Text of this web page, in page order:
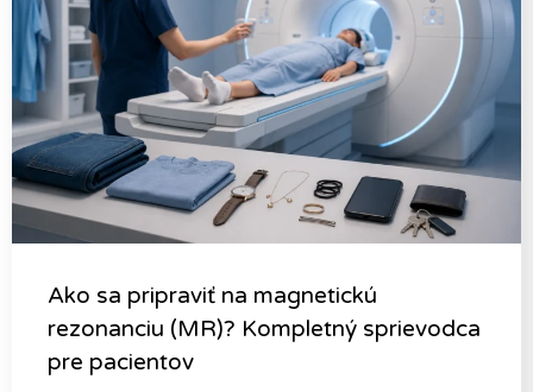
Ako sa pripraviť na magnetickú
rezonanciu (MR)? Kompletný sprievodca
pre pacientov